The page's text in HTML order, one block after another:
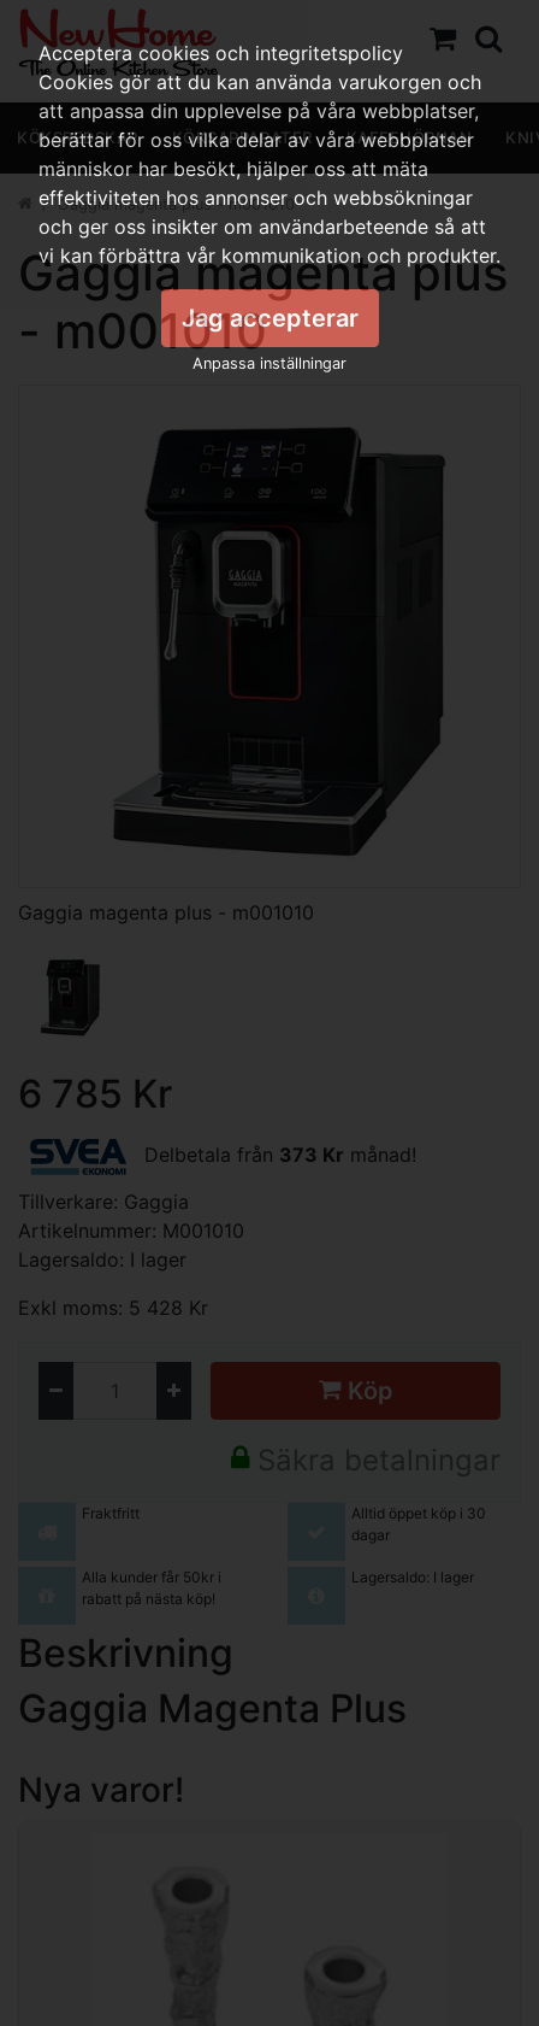
KÖKSREDSKAP KÖKSAPPARATER KAFFEHÖRNAN
Gaggia magenta plus - m001010
Gaggia magenta plus
- m001010
Gaggia magenta plus - m001010
6 785 Kr
Delbetala från 373 Kr månad!
Tillverkare: Gaggia
Artikelnummer: M001010
Lagersaldo: I lager
Exkl moms: 5 428 Kr
Köp
Säkra betalningar
Fraktfritt
Alltid öppet köp i 30
dagar
Alla kunder får 50kr i
rabatt på nästa köp!
Lagersaldo: I lager
Beskrivning
Gaggia Magenta Plus
Nya varor!
Acceptera cookies och integritetspolicy
Cookies gör att du kan använda varukorgen och
att anpassa din upplevelse på våra webbplatser,
berättar för oss vilka delar av våra webbplatser
människor har besökt, hjälper oss att mäta
effektiviteten hos annonser och webbsökningar
och ger oss insikter om användarbeteende så att
vi kan förbättra vår kommunikation och produkter.
Jag accepterar
Anpassa inställningar